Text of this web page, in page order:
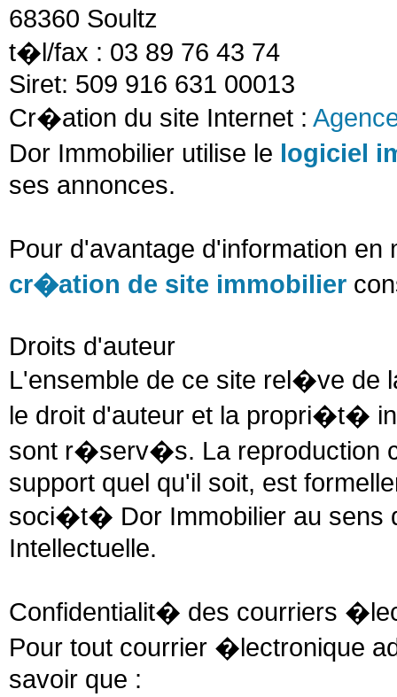
68360 Soultz
t�l/fax : 03 89 76 43 74
Siret: 509 916 631 00013
Cr�ation du site Internet :
Dor Immobilier utilise le logiciel
ses annonces.
Pour d'avantage d'information
cr�ation de site immobilier
Droits d'auteur
L'ensemble de ce site rel�ve
le droit d'auteur et la propri�t�
sont r�serv�s. La reproduction
support quel qu'il soit, est
soci�t� Dor Immobilier au sens
Intellectuelle.
Confidentialit� des courriers
Pour tout courrier �lectronique
savoir que :